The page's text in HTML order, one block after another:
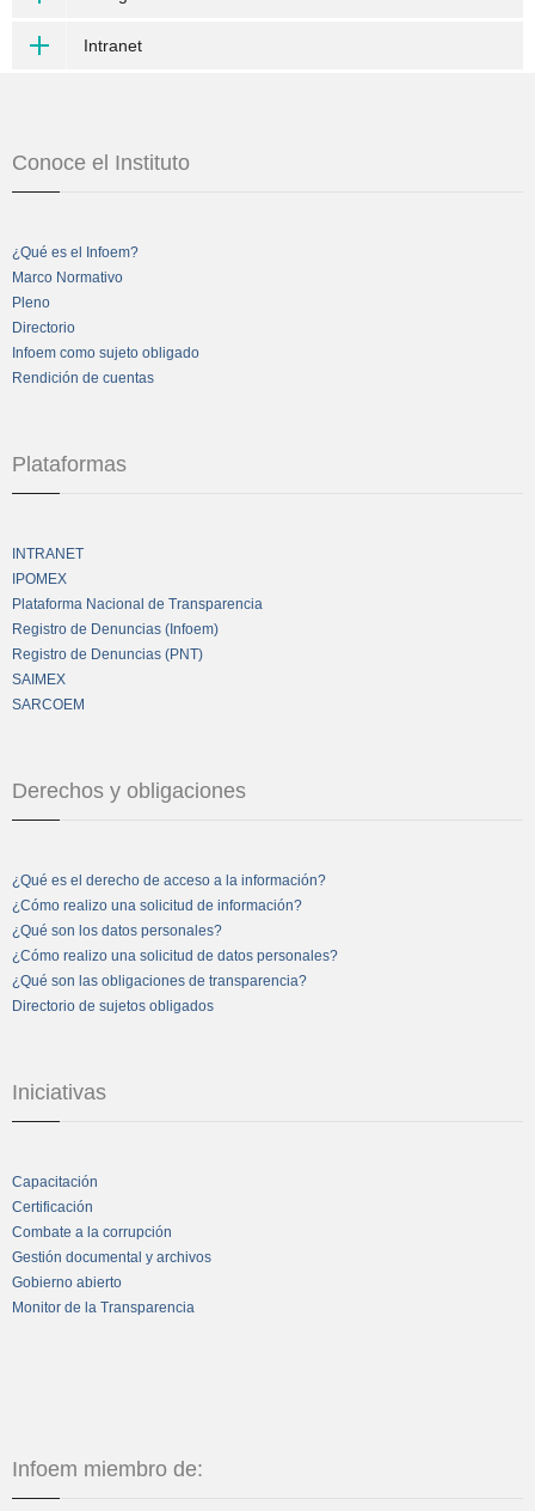
Intranet
Conoce el Instituto
¿Qué es el Infoem?
Marco Normativo
Pleno
Directorio
Infoem como sujeto obligado
Rendición de cuentas
Plataformas
INTRANET
IPOMEX
Plataforma Nacional de Transparencia
Registro de Denuncias (Infoem)
Registro de Denuncias (PNT)
SAIMEX
SARCOEM
Derechos y obligaciones
¿Qué es el derecho de acceso a la información?
¿Cómo realizo una solicitud de información?
¿Qué son los datos personales?
¿Cómo realizo una solicitud de datos personales?
¿Qué son las obligaciones de transparencia?
Directorio de sujetos obligados
Iniciativas
Capacitación
Certificación
Combate a la corrupción
Gestión documental y archivos
Gobierno abierto
Monitor de la Transparencia
Infoem miembro de: